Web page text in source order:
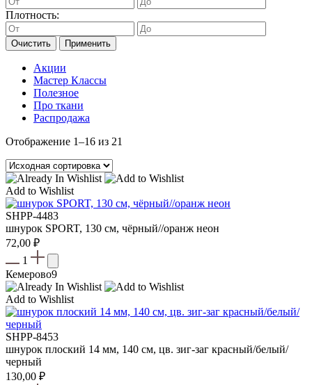
Плотность:
Очистить Применить
Акции
Мастер Классы
Полезное
Про ткани
Распродажа
Отображение 1–16 из 21
Add to Wishlist
SHPP-4483
шнурок SPORT, 130 см, чёрный//оранж неон
72,00 ₽
1
Кемерово9
Add to Wishlist
SHPP-8453
шнурок плоский 14 мм, 140 см, цв. зиг-заг красный/белый/
черный
130,00 ₽